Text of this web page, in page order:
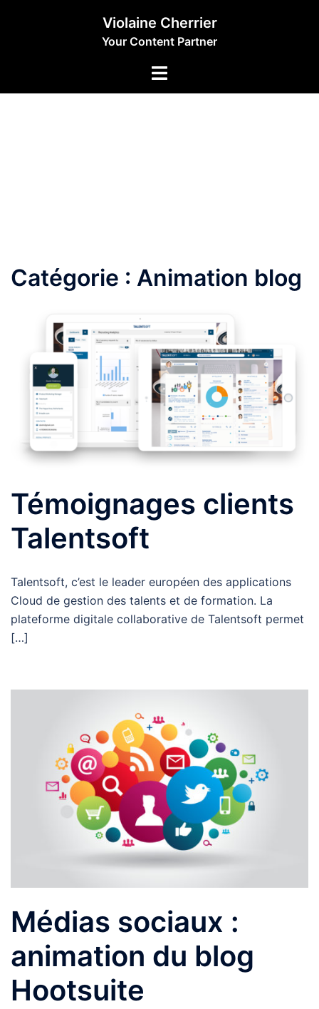
Violaine Cherrier
Your Content Partner
Catégorie : Animation blog
Témoignages clients
Talentsoft
Talentsoft, c’est le leader européen des applications
Cloud de gestion des talents et de formation. La
plateforme digitale collaborative de Talentsoft permet
[…]
Médias sociaux :
animation du blog
Hootsuite